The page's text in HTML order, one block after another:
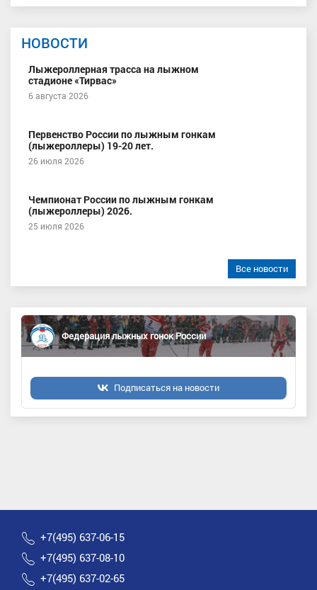
НОВОСТИ
Лыжероллерная трасса на лыжном
стадионе «Тирвас»
6 августа 2026
Первенство России по лыжным гонкам
(лыжероллеры) 19-20 лет.
26 июля 2026
Чемпионат России по лыжным гонкам
(лыжероллеры) 2026.
25 июля 2026
Все новости
Федерация лыжных гонок России
Подписаться на новости
+7(495) 637-06-15
+7(495) 637-08-10
+7(495) 637-02-65